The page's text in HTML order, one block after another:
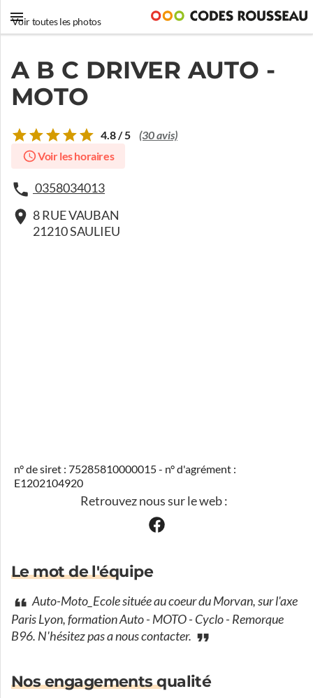
Voir toutes les photos
A B C DRIVER AUTO -
MOTO
4.8 / 5 (30 avis)
Voir les horaires
0358034013
8 RUE VAUBAN
21210 SAULIEU
n° de siret : 75285810000015 - n° d'agrément :
E1202104920
Retrouvez nous sur le web :
Le mot de l'équipe
Auto-Moto_Ecole située au coeur du Morvan, sur l'axe
Paris Lyon, formation Auto - MOTO - Cyclo - Remorque
B96. N'hésitez pas a nous contacter.
Nos engagements qualité